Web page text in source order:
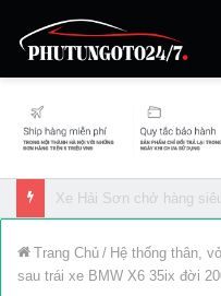
Trang Chủ / Hệ thống thân,
sau trái xe BMW X6 35ix đời